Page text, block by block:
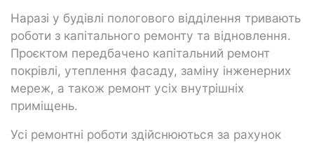
Наразі у будівлі пологового відділення тривають
роботи з капітального ремонту та відновлення.
Проєктом передбачено капітальний ремонт
покрівлі, утеплення фасаду, заміну інженерних
мереж, а також ремонт усіх внутрішніх
приміщень.
Усі ремонтні роботи здійснюються за рахунок